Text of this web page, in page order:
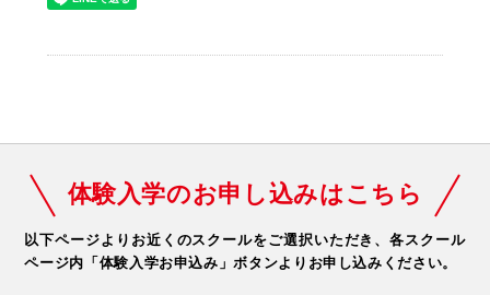
体験入学のお申し込みはこちら
以下ページよりお近くのスクールをご選択いただき、各スクール
ページ内「体験入学お申込み」ボタンよりお申し込みください。